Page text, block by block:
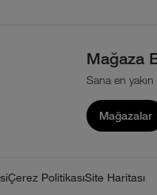
Mağaza
Sana en
Mağazalar
Çerez PolitikasıSite Haritası